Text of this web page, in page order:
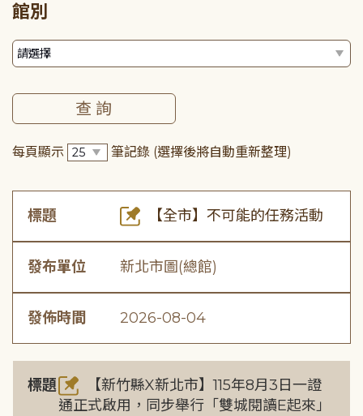
館別
每頁顯示 筆記錄 (選擇後將自動重新整理)
標題 【全市】不可能的任務活動
發布單位 新北市圖(總館)
發佈時間 2026-08-04
標題
【新竹縣X新北市】115年8月3日一證
通正式啟用，同步舉行「雙城閱讀E起來」